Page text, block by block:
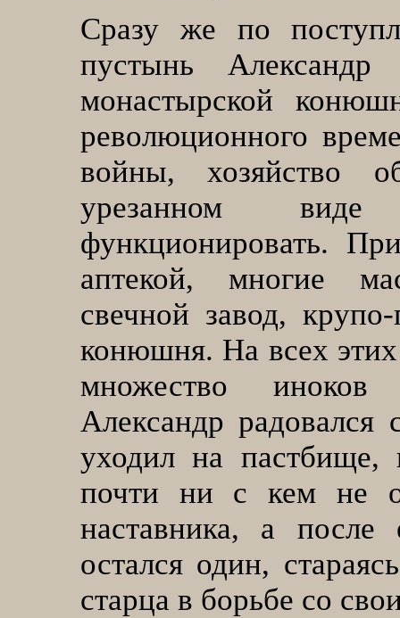
Сразу же по
пустынь
монастырской
революционного
войны, хозяйство
урезанном виде
функционировать.
аптекой, многие
свечной завод,
конюшня. На всех
множество
Александр
уходил на пастбище,
почти ни с кем не
наставника, а
остался один,
старца в борьбе со